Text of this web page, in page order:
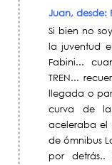
Juan, desde:
Si bien no
la juventud
Fabini...
TREN...
llegada o
curva de la
aceleraba el
de ómnibus
por